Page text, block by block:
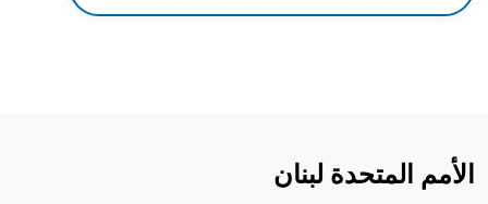
الأمم المتحدة لبنان